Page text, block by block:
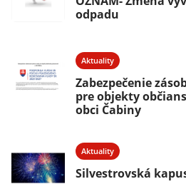
odpadu
Aktuality
Zabezpečenie
pre objekty
obci Čabiny
Aktuality
Silvestrovská